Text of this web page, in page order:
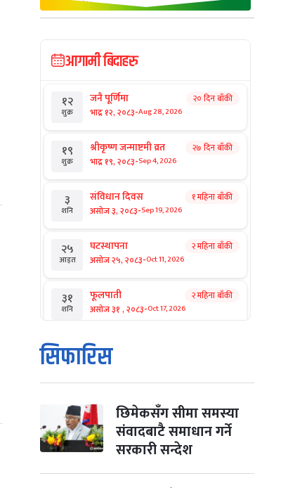
आगामी बिदाहरु
१२
शुक्र
जनै पूर्णिमा
भाद्र १२, २०८३-Aug 28, 2026
२० दिन बाँकी
१९
शुक्र
श्रीकृष्ण जन्माष्टमी व्रत
भाद्र १९, २०८३-Sep 4, 2026
२७ दिन बाँकी
३
शनि
संविधान दिवस
असोज ३, २०८३-Sep 19, 2026
१ महिना बाँकी
२५
आइत
घटस्थापना
असोज २५, २०८३-Oct 11, 2026
२ महिना बाँकी
३१
शनि
फूलपाती
असोज ३१ , २०८३-Oct 17, 2026
२ महिना बाँकी
१
आइत
कार्तिक सङ्क्रान्ति
कार्तिक १, २०८३
मंगल कार्तिक ३, २०८३-Oct 20, 2026
४ विजयादशमी
कार्तिक ४, २०८३- Oct 21, 2026
२ महिना बाँकी
सिफारिस
छिमेकसँग सीमा समस्या
संवादबाटै समाधान गर्ने
सरकारी सन्देश